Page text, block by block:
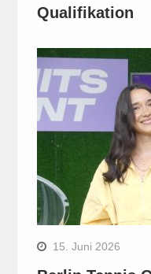
Qualifikation
15. Juni 2026